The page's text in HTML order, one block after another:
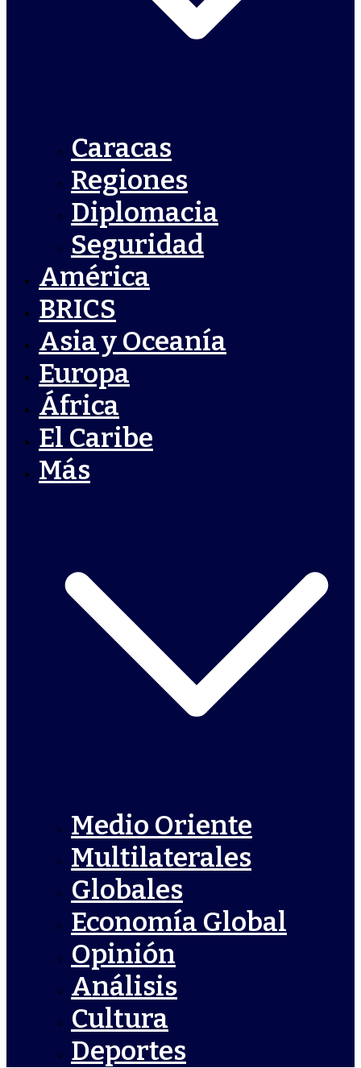
Caracas
Regiones
Diplomacia
Seguridad
América
BRICS
Asia y Oceanía
Europa
África
El Caribe
Más
Medio Oriente
Multilaterales
Globales
Economía Global
Opinión
Análisis
Cultura
Deportes